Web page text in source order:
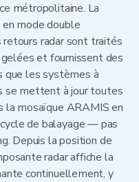
métropolitaine. La
mode double
retours radar sont traités
et fournissent des
que les systèmes à
se mettent à jour toutes
mosaïque ARAMIS en
de balayage — pas
Depuis la position de
radar affiche la
continuellement, y